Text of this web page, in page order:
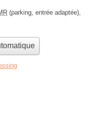
(parking, entrée adaptée),